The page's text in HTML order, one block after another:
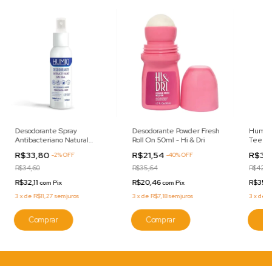
Desodorante Spray
Antibacteriano Natural
BellaPhytus
R$33,80-2%OFF
R$34,60
R$32,11com Pix
3 xde R$11,27 sem juros
Desodorante Powder Fresh
Roll On 50ml - Hi & Dri
R$21,54-40%OFF
R$35,64
R$20,46com Pix
3xde R$7,18sem juros
Teens
3 xde